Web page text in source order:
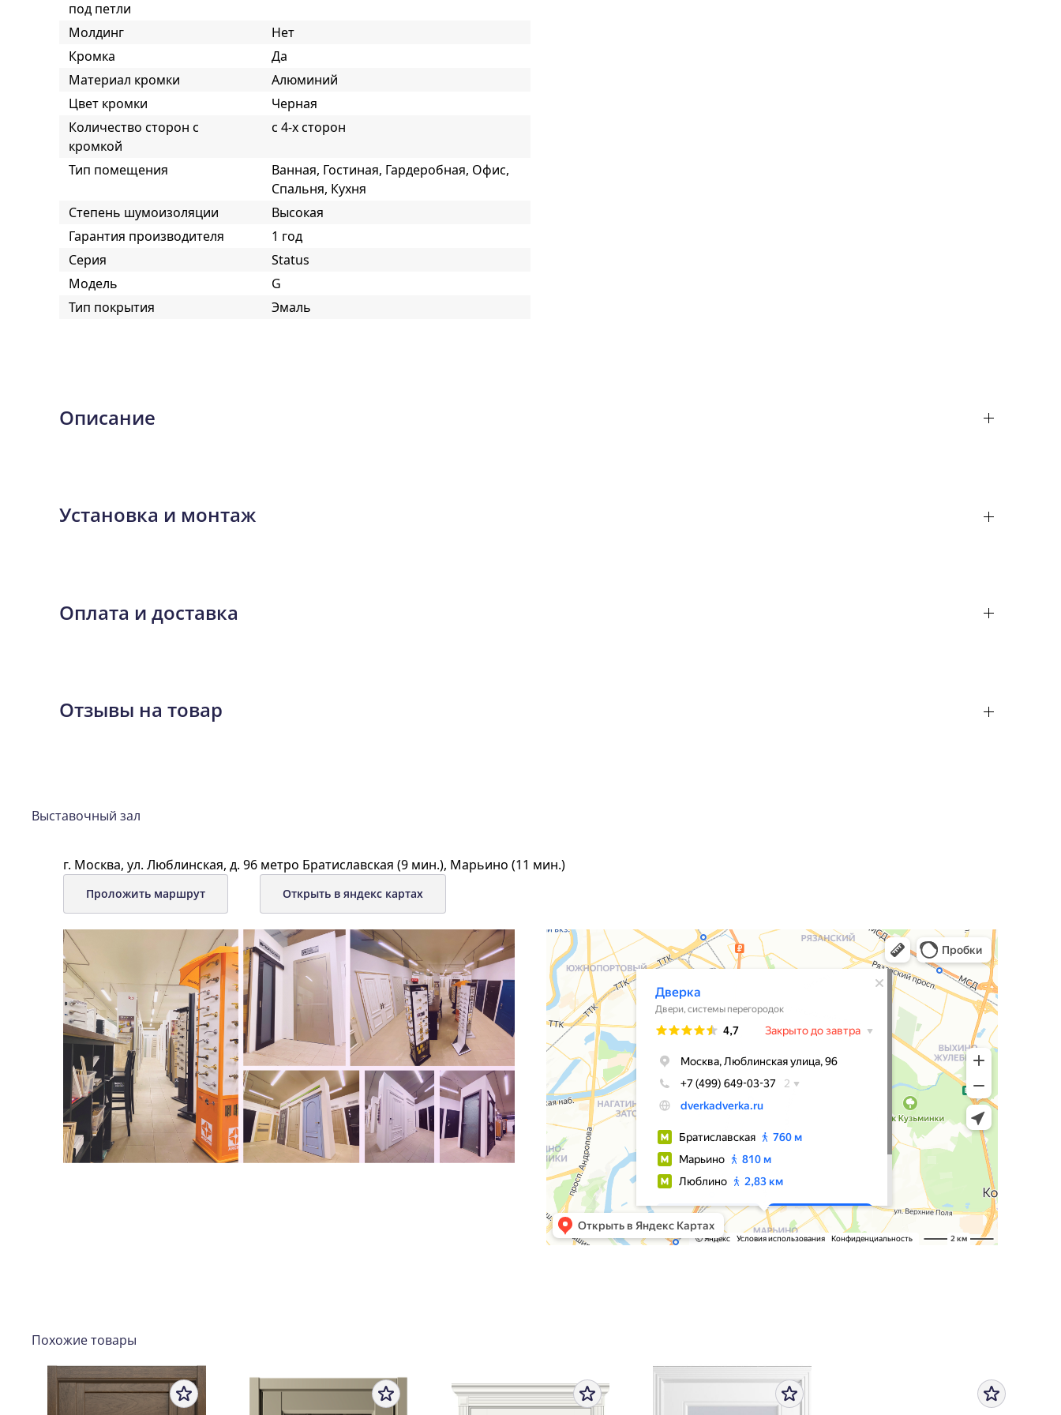
под петли
Молдинг
Нет
Кромка
Да
Материал кромки
Алюминий
Цвет кромки
Черная
Количество сторон с
кромкой
с 4-х сторон
Тип помещения
Ванная, Гостиная, Гардеробная, Офис,
Спальня, Кухня
Степень шумоизоляции
Высокая
Гарантия производителя
1 год
Серия
Status
Модель
G
Тип покрытия
Эмаль
Описание
Установка и монтаж
Оплата и доставка
Отзывы на товар
Выставочный зал
г. Москва, ул. Люблинская, д. 96 метро Братиславская (9 мин.), Марьино (11 мин.)
Проложить маршрут Открыть в яндекс картах
Похожие товары